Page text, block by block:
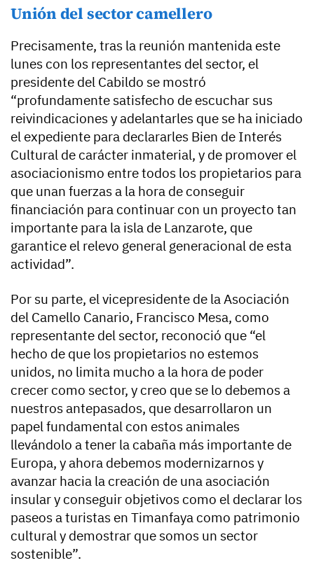
Unión del sector camellero
Precisamente, tras la reunión mantenida este
lunes con los representantes del sector, el
presidente del Cabildo se mostró
“profundamente satisfecho de escuchar sus
reivindicaciones y adelantarles que se ha iniciado
el expediente para declararles Bien de Interés
Cultural de carácter inmaterial, y de promover el
asociacionismo entre todos los propietarios para
que unan fuerzas a la hora de conseguir
financiación para continuar con un proyecto tan
importante para la isla de Lanzarote, que
garantice el relevo general generacional de esta
actividad”.
Por su parte, el vicepresidente de la Asociación
del Camello Canario, Francisco Mesa, como
representante del sector, reconoció que “el
hecho de que los propietarios no estemos
unidos, no limita mucho a la hora de poder
crecer como sector, y creo que se lo debemos a
nuestros antepasados, que desarrollaron un
papel fundamental con estos animales
llevándolo a tener la cabaña más importante de
Europa, y ahora debemos modernizarnos y
avanzar hacia la creación de una asociación
insular y conseguir objetivos como el declarar los
paseos a turistas en Timanfaya como patrimonio
cultural y demostrar que somos un sector
sostenible”.